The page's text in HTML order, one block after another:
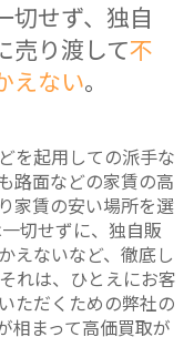
切せず、独自
売り渡して不
えない。
を起用しての派手な
路面などの家賃の高
家賃の安い場所を選
切せずに、独自販
えないなど、徹底し
れは、ひとえにお客
ただくための弊社の
相まって高価買取が